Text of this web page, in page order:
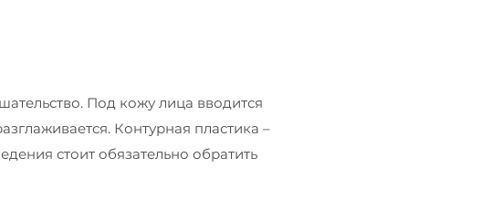
Под кожу лица вводится
Контурная пластика –
стоит обязательно обратить